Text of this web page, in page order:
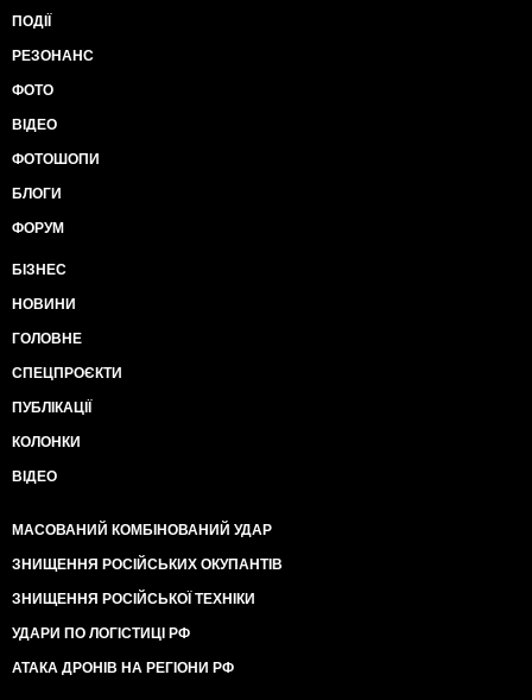
ПОДІЇ
РЕЗОНАНС
ФОТО
ВІДЕО
ФОТОШОПИ
БЛОГИ
ФОРУМ
БІЗНЕС
НОВИНИ
ГОЛОВНЕ
СПЕЦПРОЄКТИ
ПУБЛІКАЦІЇ
КОЛОНКИ
ВІДЕО
МАСОВАНИЙ КОМБІНОВАНИЙ УДАР
ЗНИЩЕННЯ РОСІЙСЬКИХ ОКУПАНТІВ
ЗНИЩЕННЯ РОСІЙСЬКОЇ ТЕХНІКИ
УДАРИ ПО ЛОГІСТИЦІ РФ
АТАКА ДРОНІВ НА РЕГІОНИ РФ